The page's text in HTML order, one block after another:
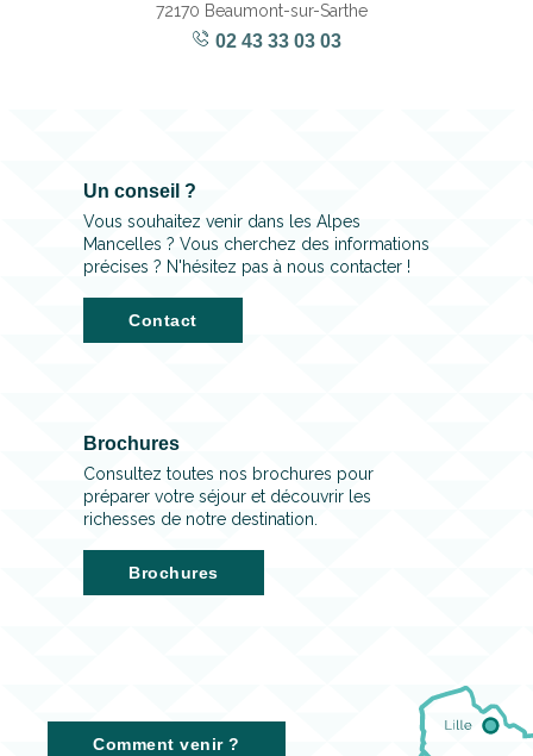
72170 Beaumont-sur-Sarthe
02 43 33 03 03
Un conseil ?
Vous souhaitez venir dans les Alpes
Mancelles ? Vous cherchez des informations
précises ? N'hésitez pas à nous contacter !
Contact
Brochures
Consultez toutes nos brochures pour
préparer votre séjour et découvrir les
richesses de notre destination.
Brochures
Comment venir ?